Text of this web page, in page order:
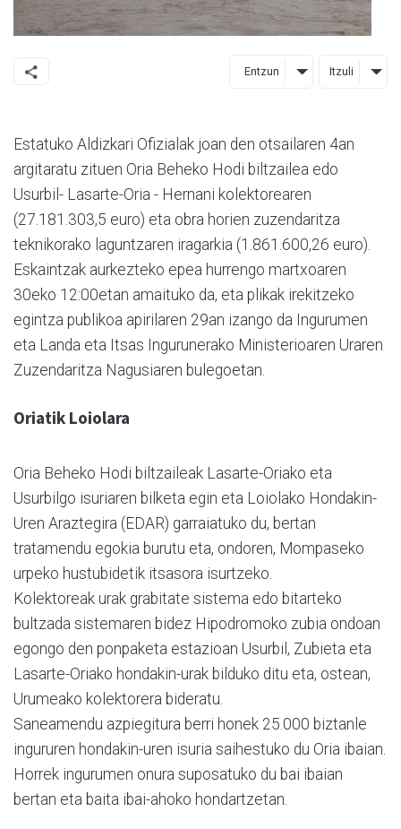
Entzun Itzuli
Estatuko Aldizkari Ofizialak joan den otsailaren 4an
argitaratu zituen Oria Beheko Hodi biltzailea edo
Usurbil- Lasarte-Oria - Hernani kolektorearen
(27.181.303,5 euro) eta obra horien zuzendaritza
teknikorako laguntzaren iragarkia (1.861.600,26 euro).
Eskaintzak aurkezteko epea hurrengo martxoaren
30eko 12:00etan amaituko da, eta plikak irekitzeko
egintza publikoa apirilaren 29an izango da Ingurumen
eta Landa eta Itsas Ingurunerako Ministerioaren Uraren
Zuzendaritza Nagusiaren bulegoetan.
Oriatik Loiolara
Oria Beheko Hodi biltzaileak Lasarte-Oriako eta
Usurbilgo isuriaren bilketa egin eta Loiolako Hondakin-
Uren Araztegira (EDAR) garraiatuko du, bertan
tratamendu egokia burutu eta, ondoren, Mompaseko
urpeko hustubidetik itsasora isurtzeko.
Kolektoreak urak grabitate sistema edo bitarteko
bultzada sistemaren bidez Hipodromoko zubia ondoan
egongo den ponpaketa estazioan Usurbil, Zubieta eta
Lasarte-Oriako hondakin-urak bilduko ditu eta, ostean,
Urumeako kolektorera bideratu.
Saneamendu azpiegitura berri honek 25.000 biztanle
ingururen hondakin-uren isuria saihestuko du Oria ibaian.
Horrek ingurumen onura suposatuko du bai ibaian
bertan eta baita ibai-ahoko hondartzetan.